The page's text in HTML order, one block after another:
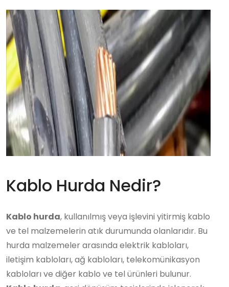
Kablo Hurda Nedir?
Kablo hurda, kullanılmış veya işlevini yitirmiş kablo
ve tel malzemelerin atık durumunda olanlarıdır. Bu
hurda malzemeler arasında elektrik kabloları,
iletişim kabloları, ağ kabloları, telekomünikasyon
kabloları ve diğer kablo ve tel ürünleri bulunur.